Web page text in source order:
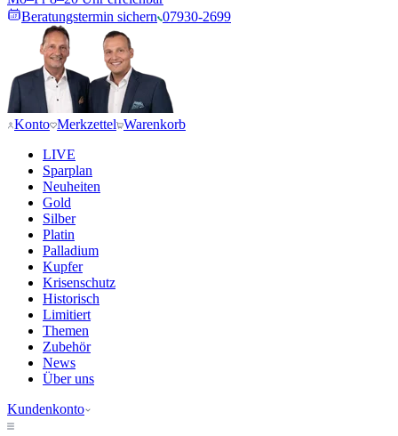
Beratungstermin sichern 07930-2699
Konto Merkzettel Warenkorb
LIVE
Sparplan
Neuheiten
Gold
Silber
Platin
Palladium
Kupfer
Krisenschutz
Historisch
Limitiert
Themen
Zubehör
News
Über uns
Kundenkonto